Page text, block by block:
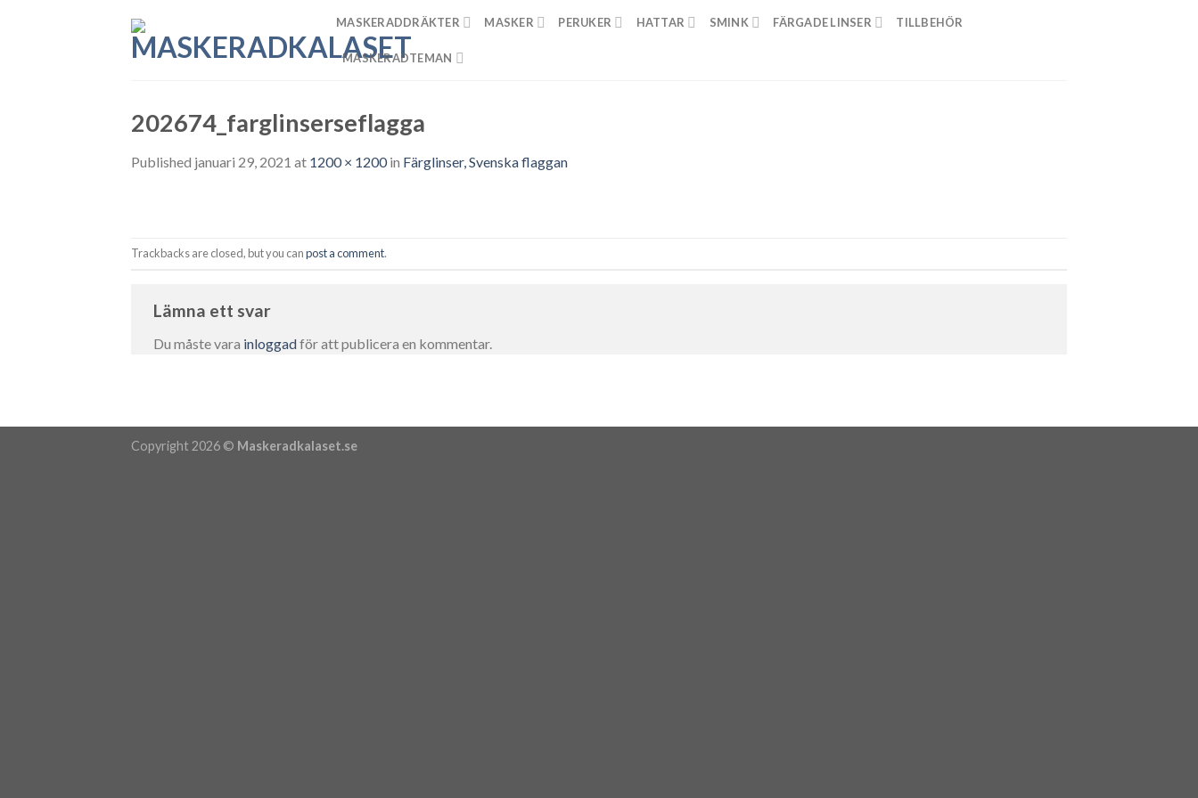
MASKERADDRÄKTER MASKER PERUKER HATTAR SMINK FÄRGADE LINSER TILLBEHÖR
MASKERADTEMAN
202674_farglinserseflagga
Published januari 29, 2021 at 1200 × 1200in Färglinser, Svenska flaggan
Trackbacks are closed, but you canpost a comment.
Lämna ett svar
Du måste vara inloggadför att publicera en kommentar.
Copyright 2026 © Maskeradkalaset.se